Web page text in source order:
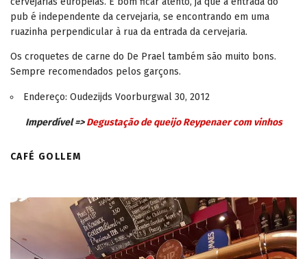
pub é independente da cervejaria, se encontrando em uma
ruazinha perpendicular à rua da entrada da cervejaria.
Os croquetes de carne do De Prael também são muito bons.
Sempre recomendados pelos garçons.
Endereço: Oudezijds Voorburgwal 30, 2012
Imperdível =>Degustação de queijo Reypenaer com vinhos
CAFÉ GOLLEM